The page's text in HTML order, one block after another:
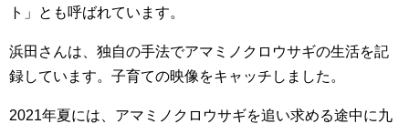
ト」とも呼ばれています。
浜田さんは、独自の手法でアマミノクロウサギの生活を記
録しています。子育ての映像をキャッチしました。
2021年夏には、アマミノクロウサギを追い求める途中に九